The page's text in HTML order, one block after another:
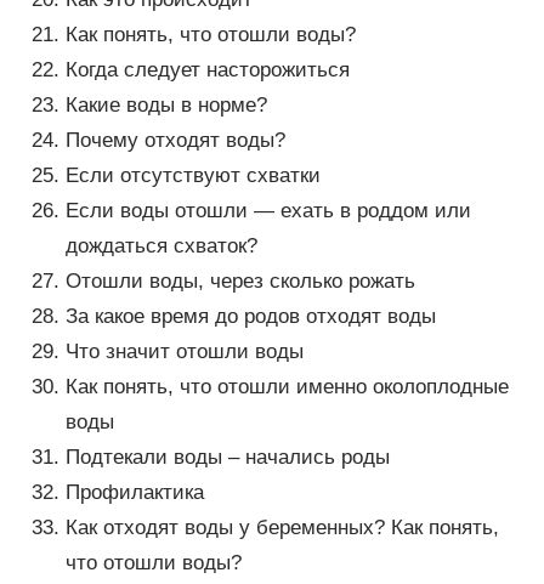
Как понять, что отошли воды?
Когда следует насторожиться
Какие воды в норме?
Почему отходят воды?
Если отсутствуют схватки
Если воды отошли — ехать в роддом или
дождаться схваток?
Отошли воды, через сколько рожать
За какое время до родов отходят воды
Что значит отошли воды
Как понять, что отошли именно околоплодные
воды
Подтекали воды – начались роды
Профилактика
Как отходят воды у беременных? Как понять,
что отошли воды?